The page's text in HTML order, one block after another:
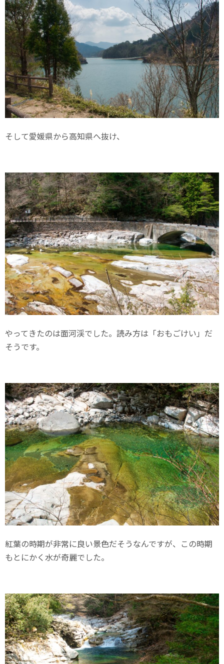
そして愛媛県から高知県へ抜け、
やってきたのは面河渓でした。読み方は「おもごけい」だ
そうです。
紅葉の時期が非常に良い景色だそうなんですが、この時期
もとにかく水が奇麗でした。